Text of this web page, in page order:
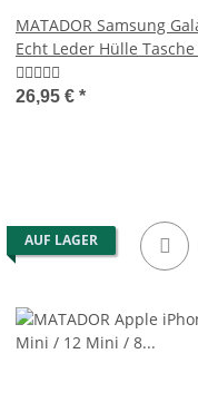
MATADOR Samsung
Echt Leder Hülle
Braun
26,95 € *
AUF LAGER